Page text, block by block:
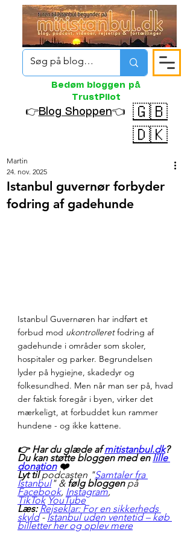
Bedøm bloggen på
TrustPilot
👉Blog Shoppen👈
🇬🇧
🇩🇰
Istanbul guvernør forbyder
fodring af gadehunde
Martin
24. nov. 2025
Istanbul Guvernøren har indført et
forbud mod ukontrolleret fodring af
gadehunde i områder som skoler,
hospitaler og parker. Begrundelsen
lyder på hygiejne, skadedyr og
folkesundhed. Men når man ser på, hvad
der faktisk foregår i byen, virker det
mærkeligt, at forbuddet kun rammer
hundene - og ikke kattene.
👉 Har du glæde af mitistanbul.dk?
Du kan støtte bloggen med en lille
donation ❤️
Lyt til podcasten "Samtaler fra
Istanbul" & følg bloggen på
Facebook, Instagram,
TikTok YouTube
Læs: Rejseklar: For en sikkerheds
skyld - Istanbul uden ventetid – køb
billetter her og oplev mere